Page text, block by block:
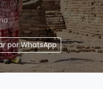
por WhatsApp